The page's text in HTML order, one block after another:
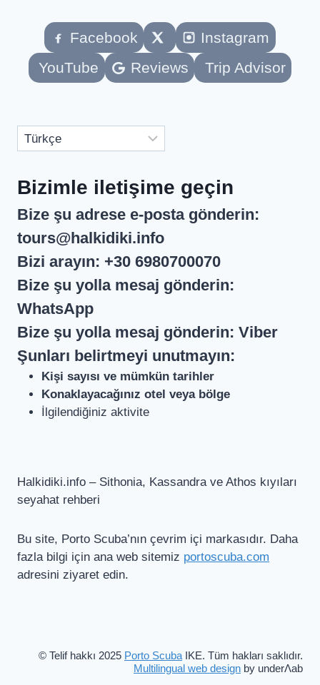
Facebook
Instagram
YouTube
Reviews Trip Advisor
Dil
Seç
Bizimle iletişime geçin
Bize şu adrese e-posta gönderin:
tours@halkidiki.info
Bizi arayın: +30 6980700070
Bize şu yolla mesaj gönderin:
WhatsApp
Bize şu yolla mesaj gönderin: Viber
Şunları belirtmeyi unutmayın:
Kişi sayısı ve mümkün tarihler
Konaklayacağınız otel veya bölge
İlgilendiğiniz aktivite
Halkidiki.info – Sithonia, Kassandra ve Athos kıyıları
seyahat rehberi
Bu site, Porto Scuba’nın çevrim içi markasıdır. Daha
fazla bilgi için ana web sitemiz portoscuba.com
adresini ziyaret edin.
© Telif hakkı 2025 Porto Scuba IKE. Tüm hakları saklıdır.
Multilingual web design by underΛab